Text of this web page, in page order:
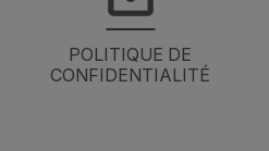
POLITIQUE DE
CONFIDENTIALITÉ